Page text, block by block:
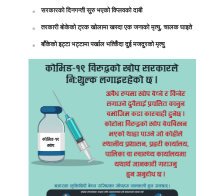
सरकारको दिनगन्ती सुरु भएको विप्लवको दाबी
तरकारी बोकेको ट्रक खोलामा खस्दा एक जनाको मृत्यु, चालक घाइते
बाँकेको इट्टा भट्टामा पर्खाल भत्किँदा दुई मजदुरको मृत्यु